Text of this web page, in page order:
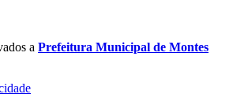
a Prefeitura Municipal de Montes